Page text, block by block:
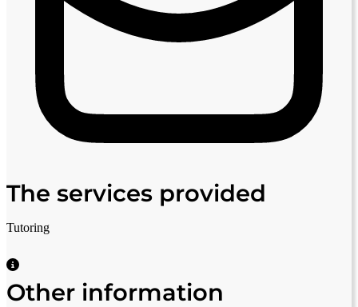
The services provided
Tutoring
Other information